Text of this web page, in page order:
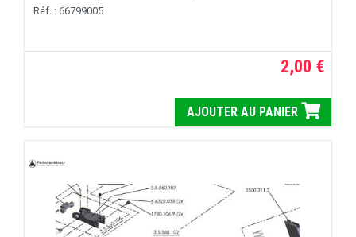
Réf. : 66799005
2,00 €
AJOUTER AU PANIER